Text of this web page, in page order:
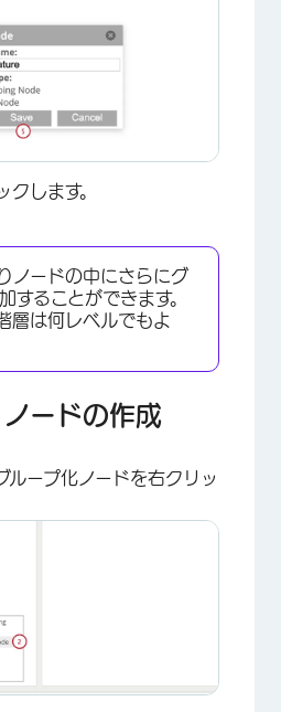
クします。
ノードの中にさらにグ
することができます。
層は何レベルでもよ
ードの作成
ループ化ノードを右クリッ